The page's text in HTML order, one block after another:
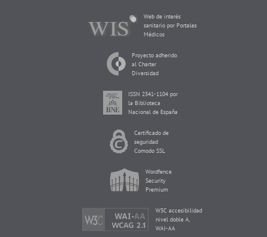
Web de interés
sanitario por Portales
Médicos
Proyecto adherido
al Charter
Diversidad
ISSN 2341-1104 por
la Biblioteca
Nacional de España
Certificado de
seguridad
Comodo SSL
Wordfence
Security
Premium
W3C accesibilidad
nivel doble A,
WAI-AA